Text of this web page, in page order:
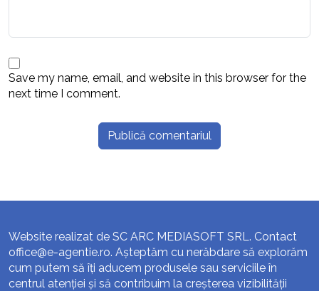
Save my name, email, and website in this browser for the
next time I comment.
Website realizat de SC ARC MEDIASOFT SRL. Contact
office@e-agentie.ro. Așteptăm cu nerăbdare să explorăm
cum putem să îți aducem produsele sau serviciile în
centrul atenției și să contribuim la creșterea vizibilității